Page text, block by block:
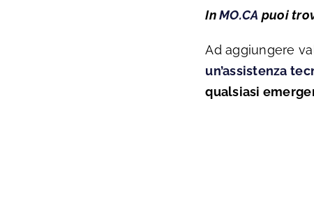
InMO.CA puoi
Ad aggiungere
un’assistenza
qualsiasi